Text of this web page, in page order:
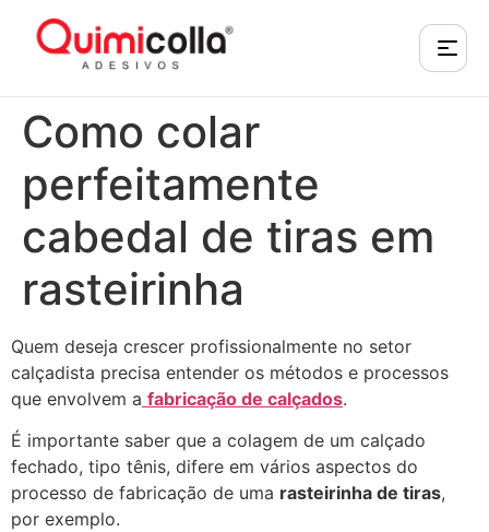
Como colar
perfeitamente
cabedal de tiras em
rasteirinha
Quem deseja crescer profissionalmente no setor
calçadista precisa entender os métodos e processos
que envolvem a fabricação de calçados.
É importante saber que a colagem de um calçado
fechado, tipo tênis, difere em vários aspectos do
processo de fabricação de uma rasteirinha de tiras,
por exemplo.